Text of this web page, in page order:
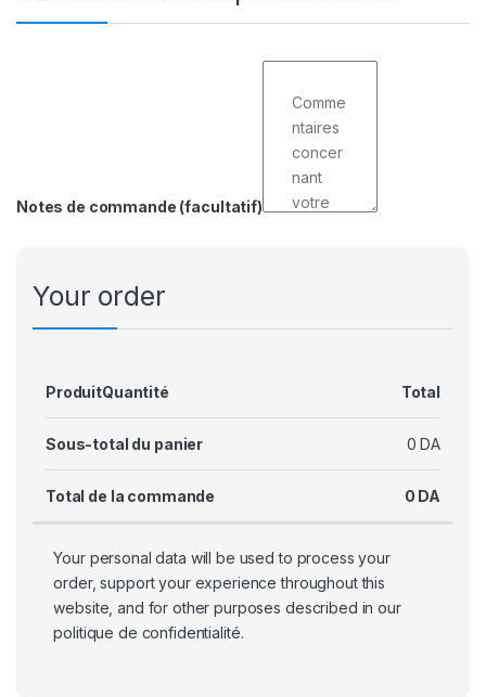
Notes de commande (facultatif)
Your order
ProduitQuantité Total
Sous-total du panier 0 DA
Total de la commande 0 DA
Your personal data will be used to process your
order, support your experience throughout this
website, and for other purposes described in our
politique de confidentialité.